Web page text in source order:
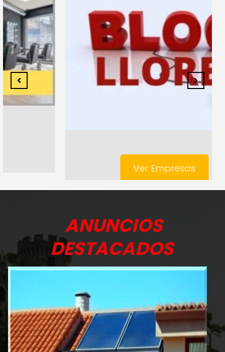
Ver Empresas
ANUNCIOS
DESTACADOS